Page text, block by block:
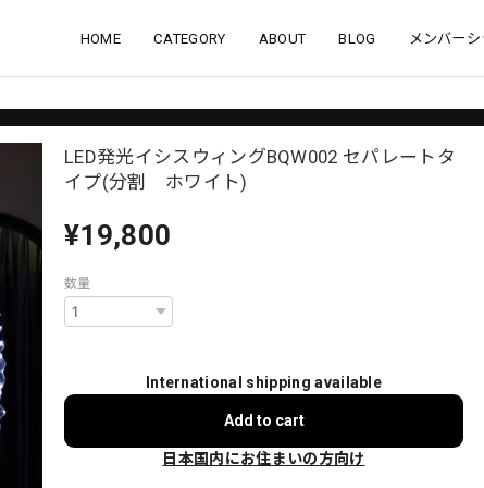
HOME CATEGORY ABOUT BLOG メンバー
LED発光イシスウィングBQW002 セパレートタ
イプ(分割 ホワイト)
¥19,800
数量
International shipping available
Add to cart
日本国内にお住まいの方向け